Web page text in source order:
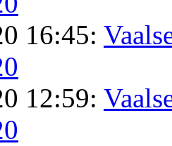
16:45:
12:59: